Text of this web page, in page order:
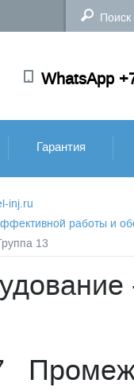
WhatsApp
Гарантия
inj.ru
работы и
13